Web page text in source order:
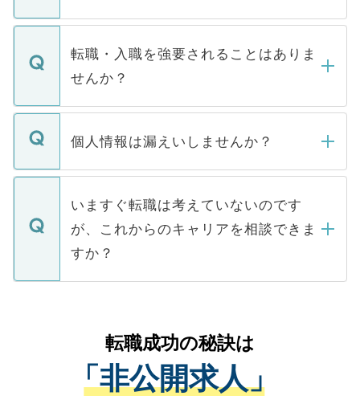
ます。通常、5営業日以内にはご連絡をせて
いただきますので、しばらくお待ちくださ
マイナビDOCTORで取り扱っている求人の
うち約3割は、Webサイトからご覧いただ
けない「非公開求人」です。非公開求人は
下記の理由によって、一般には公開してい
ません。
■応募殺到を避けるため 人気のある医療機
関を公にしてしまうと、応募が殺到する場
に、医療機関が求める条件に合った人材の
みを人材紹介会社に依頼するケースが増え
ています。
転職・入職を強要されることはありま
せんか？
転職・入職を強要することは一切ありませ
ん。また、仮に応募先から内定をいただい
定を承諾する必要はありません。内定先へ
の辞退の連絡はキャリアパートナーが行い
個人情報は漏えいしませんか？
個人情報が漏えいすることはありませんの
で、ご安心ください。当サイトからの登録
などで収集したご登録者様の個人情報は、
ご本人のキャリアアップおよび転職活動の
支援を目的に使用いたします。お預かりし
ているすべての個人データはご本人の許可
は、個人情報の取り扱いについての厳密な
管理基準を満たした事業者のみに付与され
る、プライバシーマークを取得済みです。
いますぐ転職は考えていないのです
が、これからのキャリアを相談できま
すか？
かがいして、現在の医療機関の状況や紹介
経験をまじえながら、適切なアドバイスを
させていただきます。すぐにご転職をされ
ない方には、長期的なサポートが可能です
転職成功の秘訣は
「非公開求人」